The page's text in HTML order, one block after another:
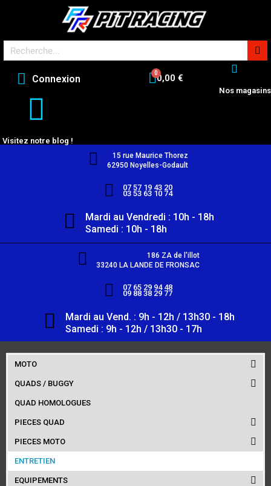
Connexion 0,00 €
Nos magasins
Visitez notre blog !
15 rue Maurice Thorez
62950 Noyelles-Godault
07 57 19 43 20
03 53 63 10 74
Mardi au Vendredi : 10h - 18h
Samedi : 10h - 18h
186 ZA de l'illot
33240 LA LANDE DE FRONSAC
07 65 29 94 48
09 88 38 29 77
Mardi au Vend. : 9h - 12h / 13h30 - 18h
Samedi : 9h - 12h / 13h30 - 17h
MOTO
QUADS / BUGGY
QUAD HOMOLOGUES
PIECES QUAD
PIECES MOTO
ENTRETIEN
EQUIPEMENTS